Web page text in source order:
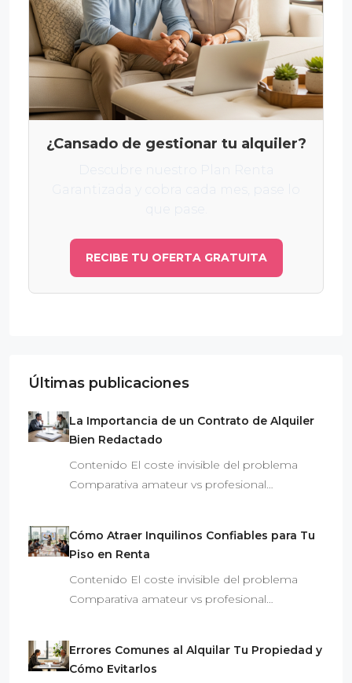
¿Cansado de gestionar tu alquiler?
RECIBE TU OFERTA GRATUITA
Últimas publicaciones
La Importancia de un Contrato de Alquiler
Bien Redactado
Contenido El coste invisible del problema
Comparativa amateur vs profesional…
Cómo Atraer Inquilinos Confiables para Tu
Piso en Renta
Contenido El coste invisible del problema
Comparativa amateur vs profesional…
Errores Comunes al Alquilar Tu Propiedad y
Cómo Evitarlos